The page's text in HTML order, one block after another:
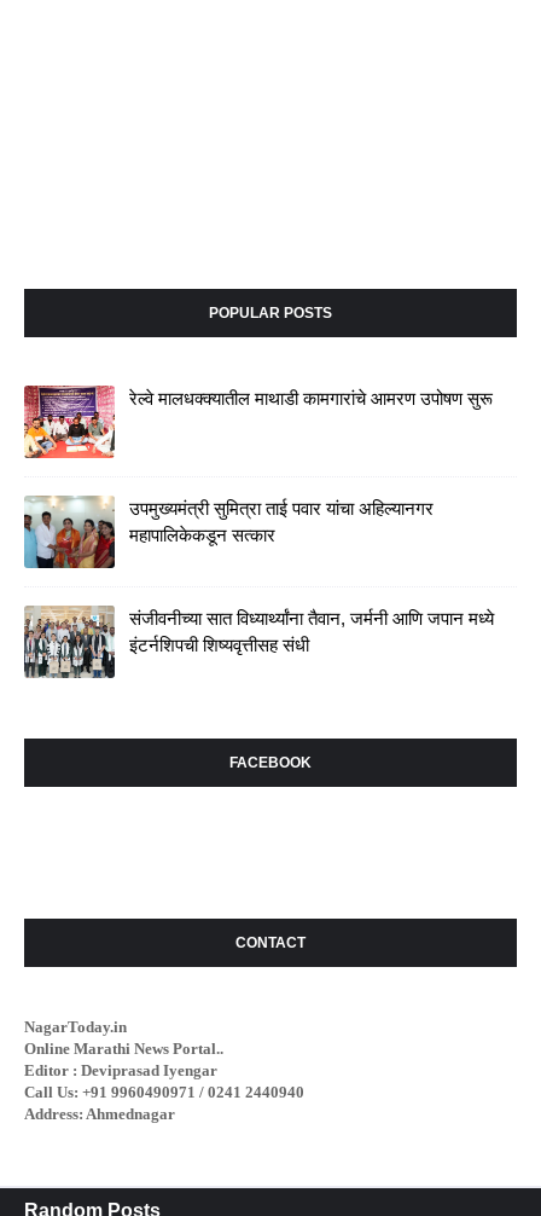
POPULAR POSTS
रेल्वे मालधक्क्यातील माथाडी कामगारांचे आमरण उपोषण सुरू
उपमुख्यमंत्री सुमित्रा ताई पवार यांचा अहिल्यानगर
महापालिकेकडून सत्कार
संजीवनीच्या सात विध्यार्थ्यांना तैवान, जर्मनी आणि जपान मध्ये
इंटर्नशिपची शिष्यवृत्तीसह संधी
FACEBOOK
CONTACT
NagarToday.in
Online Marathi News Portal..
Editor : Deviprasad Iyengar
Call Us: +91 9960490971 / 0241 2440940
Address: Ahmednagar
Random Posts